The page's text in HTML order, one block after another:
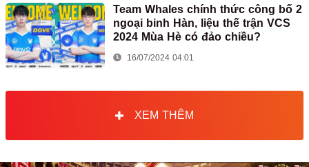
Team Whales chính thức công bố 2
ngoại binh Hàn, liệu thế trận VCS
2024 Mùa Hè có đảo chiều?
16/07/2024 04:01
XEM THÊM